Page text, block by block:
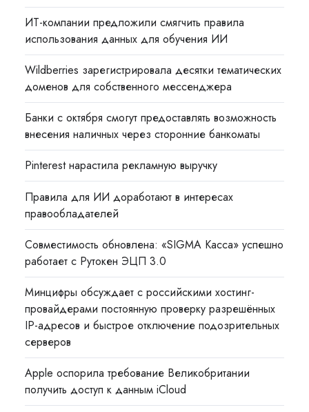
ИТ-компании предложили смягчить правила
использования данных для обучения ИИ
Wildberries зарегистрировала десятки тематических
доменов для собственного мессенджера
Банки с октября смогут предоставлять возможность
внесения наличных через сторонние банкоматы
Pinterest нарастила рекламную выручку
Правила для ИИ доработают в интересах
правообладателей
Совместимость обновлена: «SIGMA Касса» успешно
работает с Рутокен ЭЦП 3.0
Минцифры обсуждает с российскими хостинг-
провайдерами постоянную проверку разрешённых
IP-адресов и быстрое отключение подозрительных
серверов
Apple оспорила требование Великобритании
получить доступ к данным iCloud